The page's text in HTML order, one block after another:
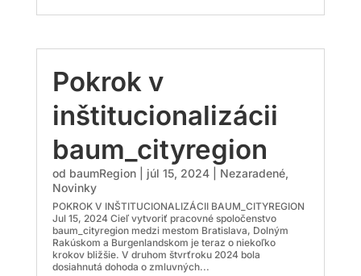
Pokrok v
inštitucionalizácii
baum_cityregion
od baumRegion| júl 15, 2024| Nezaradené,
Novinky
POKROK V INŠTITUCIONALIZÁCII BAUM_CITYREGION
Jul 15, 2024 Cieľ vytvoriť pracovné spoločenstvo
baum_cityregion medzi mestom Bratislava, Dolným
Rakúskom a Burgenlandskom je teraz o niekoľko
krokov bližšie. V druhom štvrťroku 2024 bola
dosiahnutá dohoda o zmluvných...